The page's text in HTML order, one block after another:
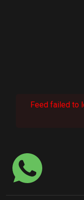
Feed failed to